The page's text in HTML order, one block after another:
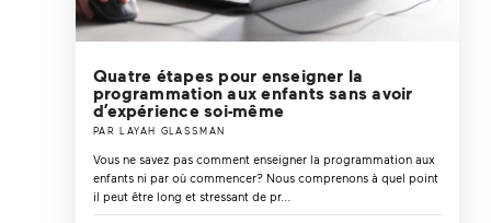
Quatre étapes pour enseigner la
programmation aux enfants sans avoir
dʼexpérience soi-même
PAR LAYAH GLASSMAN
Vous ne savez pas comment enseigner la programmation aux
enfants ni par où commencer? Nous comprenons à quel point
il peut être long et stressant de pr...